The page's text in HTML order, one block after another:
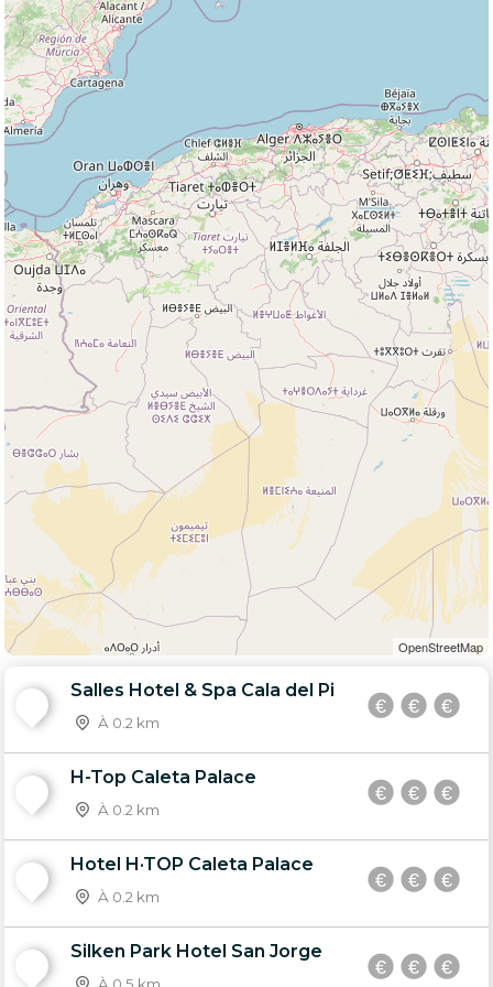
OpenStreetMap
Salles Hotel & Spa Cala del Pi
À 0.2 km
H-Top Caleta Palace
À 0.2 km
Hotel H·TOP Caleta Palace
À 0.2 km
Silken Park Hotel San Jorge
À 0.5 km